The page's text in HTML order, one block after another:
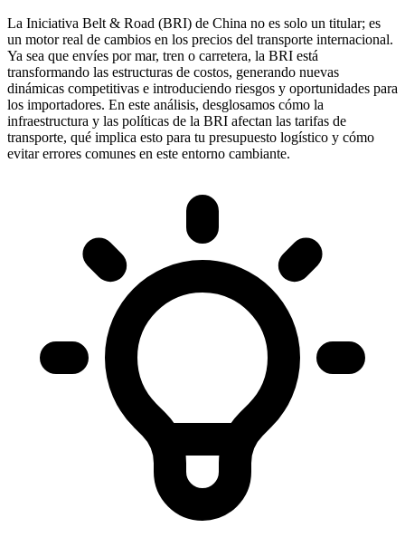
La Iniciativa Belt & Road (BRI) de China no es solo un titular; es
un motor real de cambios en los precios del transporte internacional.
Ya sea que envíes por mar, tren o carretera, la BRI está
transformando las estructuras de costos, generando nuevas
dinámicas competitivas e introduciendo riesgos y oportunidades para
los importadores. En este análisis, desglosamos cómo la
infraestructura y las políticas de la BRI afectan las tarifas de
transporte, qué implica esto para tu presupuesto logístico y cómo
evitar errores comunes en este entorno cambiante.